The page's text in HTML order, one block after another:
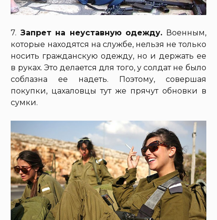
7. Запрет на неуставную одежду. Военным,
которые находятся на службе, нельзя не только
носить гражданскую одежду, но и держать ее
в руках. Это делается для того, у солдат не было
соблазна ее надеть. Поэтому, совершая
покупки, цахаловцы тут же прячут обновки в
сумки.